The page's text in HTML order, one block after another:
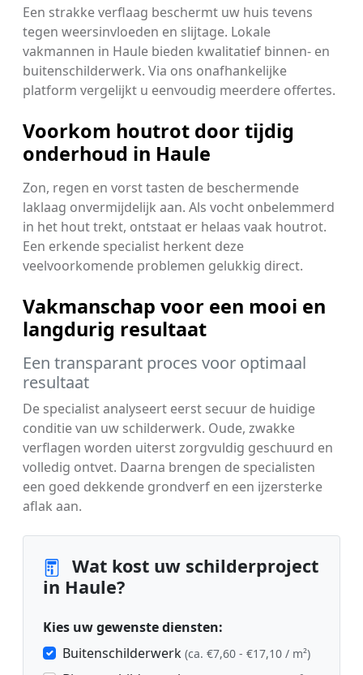
Een strakke verflaag beschermt uw huis tevens
tegen weersinvloeden en slijtage. Lokale
vakmannen in Haule bieden kwalitatief binnen- en
buitenschilderwerk. Via ons onafhankelijke
platform vergelijkt u eenvoudig meerdere offertes.
Voorkom houtrot door tijdig
onderhoud in Haule
Zon, regen en vorst tasten de beschermende
laklaag onvermijdelijk aan. Als vocht onbelemmerd
in het hout trekt, ontstaat er helaas vaak houtrot.
Een erkende specialist herkent deze
veelvoorkomende problemen gelukkig direct.
Vakmanschap voor een mooi en
langdurig resultaat
Een transparant proces voor optimaal
resultaat
De specialist analyseert eerst secuur de huidige
conditie van uw schilderwerk. Oude, zwakke
verflagen worden uiterst zorgvuldig geschuurd en
volledig ontvet. Daarna brengen de specialisten
een goed dekkende grondverf en een ijzersterke
aflak aan.
Wat kost uw schilderproject
in Haule?
Kies uw gewenste diensten:
Buitenschilderwerk (ca. €7,60 - €17,10 / m²)